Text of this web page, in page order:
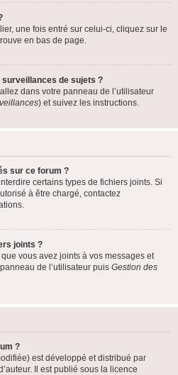
une fois entré sur celui-ci, cliquez sur le
en bas de page.
de sujets ?
dans votre panneau de l’utilisateur
) et suivez les instructions.
sur ce forum ?
certains types de fichiers joints. Si
à être chargé, contactez
joints ?
vous avez joints à vos messages et
de l’utilisateur puis Gestion des
?
est développé et distribué par
Il est publié sous la licence